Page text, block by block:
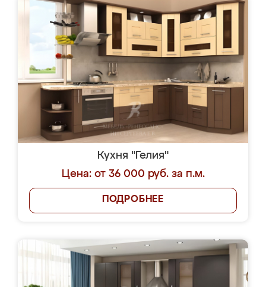
Кухня "Гелия"
Цена: от 36 000 руб. за п.м.
ПОДРОБНЕЕ